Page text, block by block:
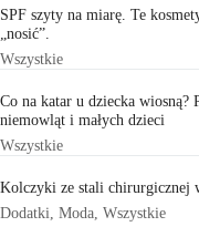
SPF szyty na miarę. Te
„nosić”.
Wszystkie
Co na katar u dziecka wiosną?
niemowląt i małych dzieci
Wszystkie
Kolczyki ze stali chirurgicznej
Dodatki Moda Wszystkie